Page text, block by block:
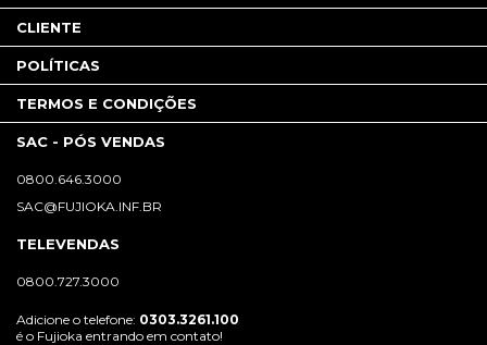
CLIENTE
POLÍTICAS
TERMOS E CONDIÇÕES
SAC - PÓS VENDAS
0800.646.3000
SAC@FUJIOKA.INF.BR
TELEVENDAS
0800.727.3000
Adicione o telefone: 0303.3261.100
é o Fujioka entrando em contato!